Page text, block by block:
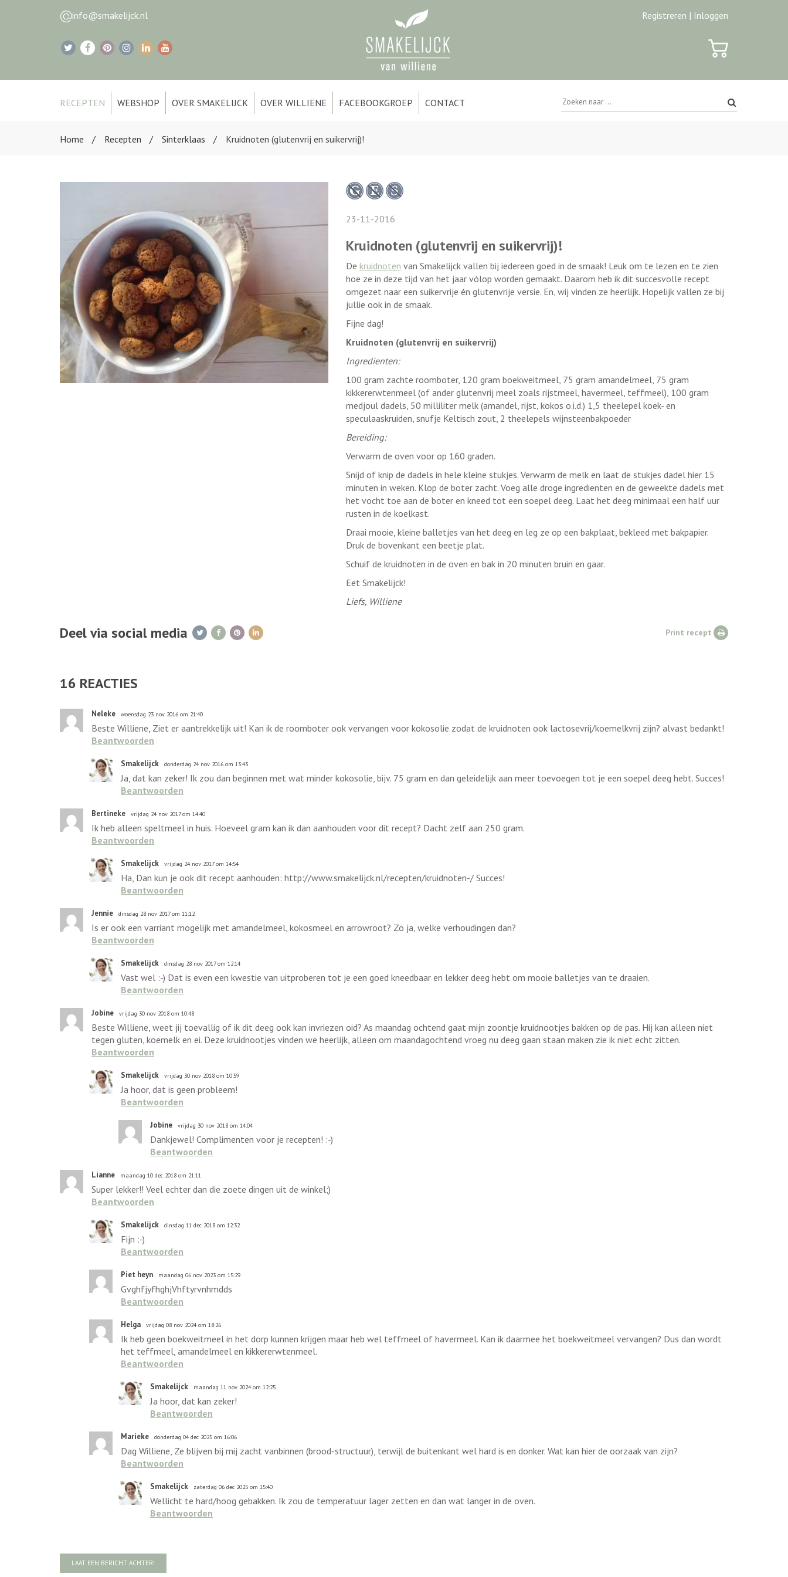
info@smakelijck.nl Registreren | Inloggen
RECEPTEN WEBSHOP OVER SMAKELIJCK OVER WILLIENE FACEBOOKGROEP CONTACT
Home Recepten Sinterklaas Kruidnoten (glutenvrij en suikervrij)!
23-11-2016
Kruidnoten (glutenvrij en suikervrij)!
De kruidnoten van Smakelijck vallen bij iedereen goed in de smaak! Leuk om te lezen en te zien
hoe ze in deze tijd van het jaar vólop worden gemaakt. Daarom heb ik dit succesvolle recept
omgezet naar een suikervrije én glutenvrije versie. En, wij vinden ze heerlijk. Hopelijk vallen ze bij
jullie ook in de smaak.
Fijne dag!
Kruidnoten (glutenvrij en suikervrij)
Ingredienten:
100 gram zachte roomboter, 120 gram boekweitmeel, 75 gram amandelmeel, 75 gram
kikkererwtenmeel (of ander glutenvrij meel zoals rijstmeel, havermeel, teffmeel), 100 gram
medjoul dadels, 50 milliliter melk (amandel, rijst, kokos o.i.d.) 1,5 theelepel koek- en
speculaaskruiden, snufje Keltisch zout, 2 theelepels wijnsteenbakpoeder
Bereiding:
Verwarm de oven voor op 160 graden.
Snijd of knip de dadels in hele kleine stukjes. Verwarm de melk en laat de stukjes dadel hier 15
minuten in weken. Klop de boter zacht. Voeg alle droge ingredienten en de geweekte dadels met
het vocht toe aan de boter en kneed tot een soepel deeg. Laat het deeg minimaal een half uur
rusten in de koelkast.
Draai mooie, kleine balletjes van het deeg en leg ze op een bakplaat, bekleed met bakpapier.
Druk de bovenkant een beetje plat.
Schuif de kruidnoten in de oven en bak in 20 minuten bruin en gaar.
Eet Smakelijck!
Liefs, Williene
Deel via social media Print recept
16 REACTIES
Neleke woensdag 23 nov 2016 om 21:40
Beste Williene, Ziet er aantrekkelijk uit! Kan ik de roomboter ook vervangen voor kokosolie zodat de kruidnoten ook lactosevrij/koemelkvrij zijn? alvast bedankt!
Beantwoorden
Smakelijck donderdag 24 nov 2016 om 13:43
Ja, dat kan zeker! Ik zou dan beginnen met wat minder kokosolie, bijv. 75 gram en dan geleidelijk aan meer toevoegen tot je een soepel deeg hebt. Succes!
Beantwoorden
Bertineke vrijdag 24 nov 2017 om 14:40
Ik heb alleen speltmeel in huis. Hoeveel gram kan ik dan aanhouden voor dit recept? Dacht zelf aan 250 gram.
Beantwoorden
Smakelijck vrijdag 24 nov 2017 om 14:54
Ha, Dan kun je ook dit recept aanhouden: http://www.smakelijck.nl/recepten/kruidnoten-/ Succes!
Beantwoorden
Jennie dinsdag 28 nov 2017 om 11:12
Is er ook een varriant mogelijk met amandelmeel, kokosmeel en arrowroot? Zo ja, welke verhoudingen dan?
Beantwoorden
Smakelijck dinsdag 28 nov 2017 om 12:14
Vast wel :-) Dat is even een kwestie van uitproberen tot je een goed kneedbaar en lekker deeg hebt om mooie balletjes van te draaien.
Beantwoorden
Jobine vrijdag 30 nov 2018 om 10:48
Beste Williene, weet jij toevallig of ik dit deeg ook kan invriezen oid? As maandag ochtend gaat mijn zoontje kruidnootjes bakken op de pas. Hij kan alleen niet
tegen gluten, koemelk en ei. Deze kruidnootjes vinden we heerlijk, alleen om maandagochtend vroeg nu deeg gaan staan maken zie ik niet echt zitten.
Beantwoorden
Smakelijck vrijdag 30 nov 2018 om 10:59
Ja hoor, dat is geen probleem!
Beantwoorden
Jobine vrijdag 30 nov 2018 om 14:04
Dankjewel! Complimenten voor je recepten! :-)
Beantwoorden
Lianne maandag 10 dec 2018 om 21:11
Super lekker!! Veel echter dan die zoete dingen uit de winkel;)
Beantwoorden
Smakelijck dinsdag 11 dec 2018 om 12:32
Fijn :-)
Beantwoorden
Piet heyn maandag 06 nov 2023 om 15:29
GvghfjyfhghjVhftyrvnhmdds
Beantwoorden
Helga vrijdag 08 nov 2024 om 18:26
Ik heb geen boekweitmeel in het dorp kunnen krijgen maar heb wel teffmeel of havermeel. Kan ik daarmee het boekweitmeel vervangen? Dus dan wordt
het teffmeel, amandelmeel en kikkererwtenmeel.
Beantwoorden
Smakelijck maandag 11 nov 2024 om 12:25
Ja hoor, dat kan zeker!
Beantwoorden
Marieke donderdag 04 dec 2025 om 16:06
Dag Williene, Ze blijven bij mij zacht vanbinnen (brood-structuur), terwijl de buitenkant wel hard is en donker. Wat kan hier de oorzaak van zijn?
Beantwoorden
Smakelijck zaterdag 06 dec 2025 om 15:40
Wellicht te hard/hoog gebakken. Ik zou de temperatuur lager zetten en dan wat langer in de oven.
Beantwoorden
LAAT EEN BERICHT ACHTER!